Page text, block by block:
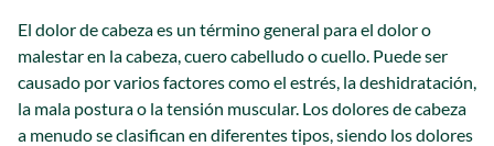
El dolor de cabeza es un término general para el dolor o
malestar en la cabeza, cuero cabelludo o cuello. Puede ser
causado por varios factores como el estrés, la deshidratación,
la mala postura o la tensión muscular. Los dolores de cabeza
a menudo se clasifican en diferentes tipos, siendo los dolores